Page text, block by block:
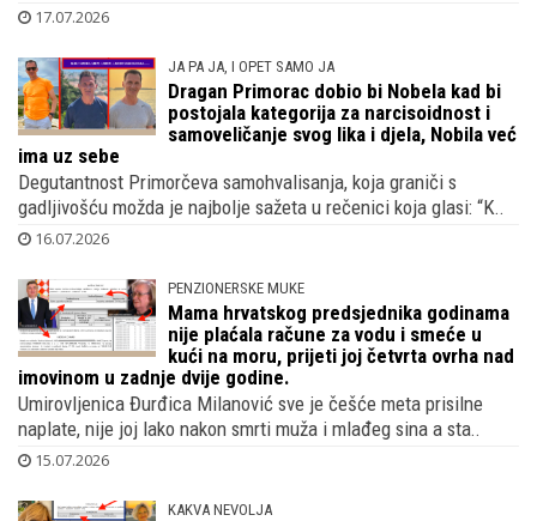
17.07.2026
JA PA JA, I OPET SAMO JA
Dragan Primorac dobio bi Nobela kad bi
postojala kategorija za narcisoidnost i
samoveličanje svog lika i djela, Nobila već
ima uz sebe
Degutantnost Primorčeva samohvalisanja, koja graniči s
gadljivošću možda je najbolje sažeta u rečenici koja glasi: “K..
16.07.2026
PENZIONERSKE MUKE
Mama hrvatskog predsjednika godinama
nije plaćala račune za vodu i smeće u
kući na moru, prijeti joj četvrta ovrha nad
imovinom u zadnje dvije godine.
Umirovljenica Đurđica Milanović sve je češće meta prisilne
naplate, nije joj lako nakon smrti muža i mlađeg sina a sta..
15.07.2026
KAKVA NEVOLJA